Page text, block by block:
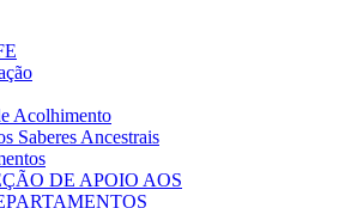
Acolhimento
Saberes Ancestrais
DE APOIO AOS